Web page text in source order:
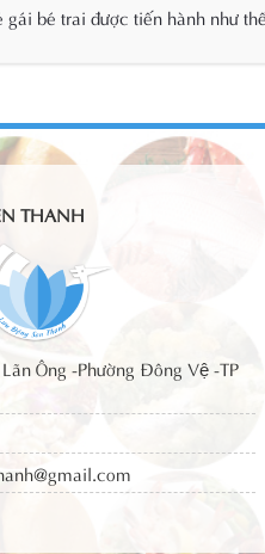
bé trai được tiến hành như
THANH
Ông -Phường Đông Vệ -TP